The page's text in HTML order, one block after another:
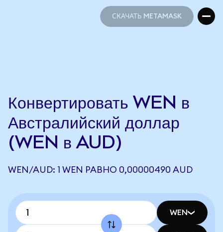
СКАЧАТЬ METAMASK
Конвертировать WEN в
Австралийский доллар
(WEN в AUD)
WEN/AUD: 1 WEN РАВНО 0,00000490 AUD
WEN